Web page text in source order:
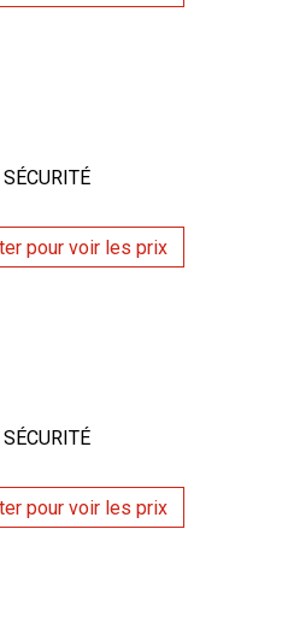
pour voir les prix
pour voir les prix